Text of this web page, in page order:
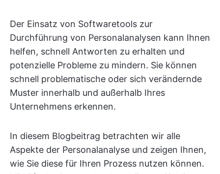
Der Einsatz von Softwaretools zur
Durchführung von Personalanalysen kann Ihnen
helfen, schnell Antworten zu erhalten und
potenzielle Probleme zu mindern. Sie können
schnell problematische oder sich verändernde
Muster innerhalb und außerhalb Ihres
Unternehmens erkennen.
In diesem Blogbeitrag betrachten wir alle
Aspekte der Personalanalyse und zeigen Ihnen,
wie Sie diese für Ihren Prozess nutzen können.